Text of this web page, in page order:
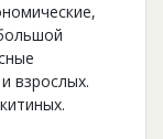
взрослых.